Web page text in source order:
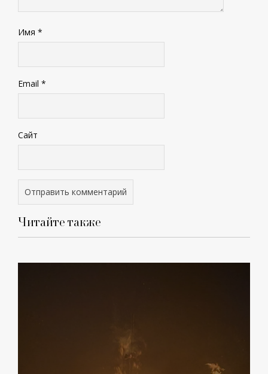
Имя *
Email *
Сайт
Читайте также